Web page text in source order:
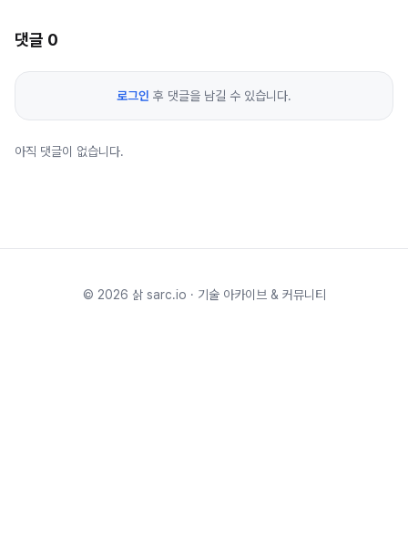
댓글 0
로그인 후 댓글을 남길 수 있습니다.
아직 댓글이 없습니다.
© 2026 삵 sarc.io · 기술 아카이브 & 커뮤니티